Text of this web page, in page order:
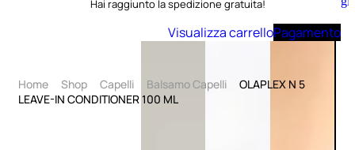
carrello
Hai raggiunto la spedizione gratuita!
Visualizza carrelloPagamento
Home Shop Capelli Balsamo Capelli
OLAPLEX N 5
LEAVE-IN CONDITIONER 100 ML